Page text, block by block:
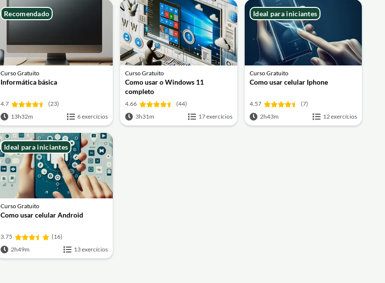
Curso Gratuito
Informática básica
4.7
(23)
13h32m
6 exercícios
Recomendado
Curso Gratuito
Como usar o Windows 11
completo
4.66
(44)
3h31m
17 exercícios
Curso Gratuito
Como usar celular Iphone
4.57
(7)
2h43m
12 exercícios
Ideal para iniciantes
Curso Gratuito
Como usar celular Android
3.75
(16)
2h49m
13 exercícios
Ideal para iniciantes